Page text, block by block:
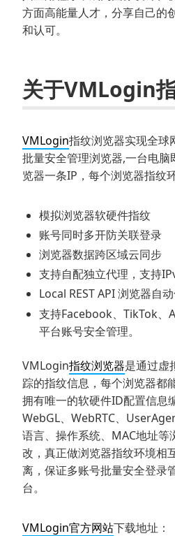
方面高能量人才，分享自己的
和认可。
关于VMLogin
VMLogin指纹浏览器实现全球
批量安全管理浏览器,一台电
览器一条IP，每个浏览器指纹
模拟浏览器软硬件指纹
账号同时多开防关联登录
浏览器数据跨区域云同步
支持自配独立代理，支持
Local REST API 浏览器自
支持Facebook、TikTok、
平台账号安全管理。
VMLogin指纹浏览器是通过虚
踪的指纹信息，每个浏览器都
拥有唯一的软硬件ID配置信息
WebGL、WebRTC、
语言、操作系统、MAC地址等
改，真正做浏览器指纹环境相
离，保证多账号批量安全登录
台。
VMLogin官方网站下载地址：